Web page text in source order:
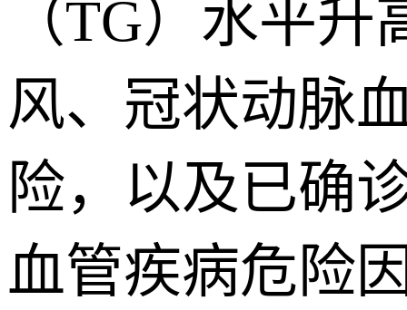
（TG）水平
风、冠状动脉
险，以及已确
血管疾病危险